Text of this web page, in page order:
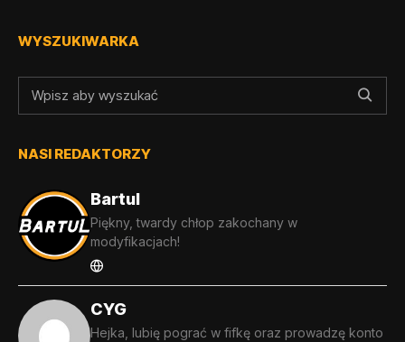
WYSZUKIWARKA
NASI REDAKTORZY
Bartul
Piękny, twardy chłop zakochany w
modyfikacjach!
CYG
Hejka, lubię pograć w fifkę oraz prowadzę konto